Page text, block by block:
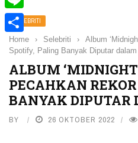
SELEBRITI
Home › Selebriti ›
Album
Spotify, Paling Banyak Diputar dalam
ALBUM
PECAHKAN
BANYAK DIPUTAR
BY 26 OKTOBER 2022
Line
Share